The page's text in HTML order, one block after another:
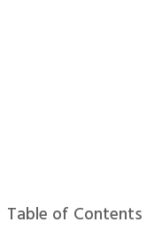
Table of Contents